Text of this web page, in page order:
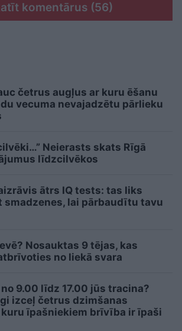
komentārus (56)
četrus augļus ar kuru ēšanu
vecuma nevajadzētu pārlieku
Neierasts skats Rīgā
līdzcilvēkos
ātrs IQ tests: tas liks
smadzenes, lai pārbaudītu tavu
Nosauktas 9 tējas, kas
no liekā svara
9.00 līdz 17.00 jūs tracina?
izceļ četrus dzimšanas
īpašniekiem brīvība ir īpaši